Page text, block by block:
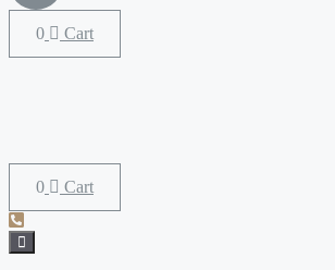
Cart
Cart